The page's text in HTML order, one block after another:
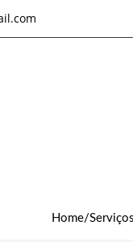
Home/Serviços